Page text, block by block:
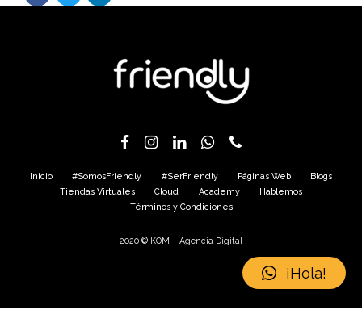
Inicio #SomosFriendly #SerFriendly Páginas Web
Blogs
Tiendas Virtuales
Cloud Academy
Hablemos
Términos y Condiciones
2020 © KOM – Agencia Digital
¡Hola!